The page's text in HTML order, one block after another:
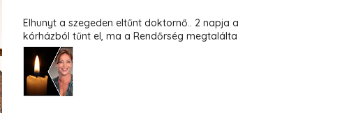
Elhunyt a szegeden eltűnt doktornő.. 2 napja a
kórházból tűnt el, ma a Rendőrség megtalálta